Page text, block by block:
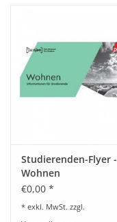
TARIFWENDE
INITIATIVE „MENSCH“
VEREINBARKEIT GESTALTEN
Studierenden-Flyer -
Wohnen
€0,00 *
* exkl. MwSt. zzgl.